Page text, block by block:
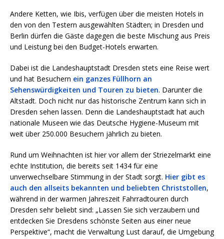
Andere Ketten, wie Ibis, verfügen über die meisten Hotels in
den von den Testern ausgewählten Städten; in Dresden und
Berlin dürfen die Gäste dagegen die beste Mischung aus Preis
und Leistung bei den Budget-Hotels erwarten.
Dabei ist die Landeshauptstadt Dresden stets eine Reise wert
und hat Besuchern ein ganzes Füllhorn an
Sehenswürdigkeiten und Touren zu bieten. Darunter die
Altstadt. Doch nicht nur das historische Zentrum kann sich in
Dresden sehen lassen. Denn die Landeshauptstadt hat auch
nationale Museen wie das Deutsche Hygiene-Museum mit
weit über 250.000 Besuchern jährlich zu bieten.
Rund um Weihnachten ist hier vor allem der Striezelmarkt eine
echte Institution, die bereits seit 1434 für eine
unverwechselbare Stimmung in der Stadt sorgt. Hier gibt es
auch den allseits bekannten und beliebten Christstollen,
während in der warmen Jahreszeit Fahrradtouren durch
Dresden sehr beliebt sind: „Lassen Sie sich verzaubern und
entdecken Sie Dresdens schönste Seiten aus einer neue
Perspektive“, macht die Verwaltung Lust darauf, die Umgebung